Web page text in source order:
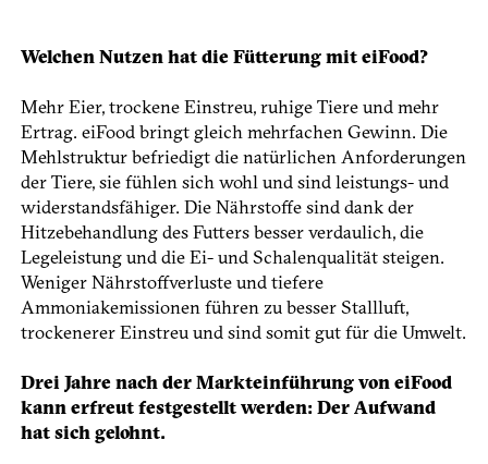
Welchen Nutzen hat die Fütterung mit eiFood?
Mehr Eier, trockene Einstreu, ruhige Tiere und mehr
Ertrag. eiFood bringt gleich mehrfachen Gewinn. Die
Mehlstruktur befriedigt die natürlichen Anforderungen
der Tiere, sie fühlen sich wohl und sind leistungs- und
widerstandsfähiger. Die Nährstoffe sind dank der
Hitzebehandlung des Futters besser verdaulich, die
Legeleistung und die Ei- und Schalenqualität steigen.
Weniger Nährstoffverluste und tiefere
Ammoniakemissionen führen zu besser Stallluft,
trockenerer Einstreu und sind somit gut für die Umwelt.
Drei Jahre nach der Markteinführung von eiFood
kann erfreut festgestellt werden: Der Aufwand
hat sich gelohnt.